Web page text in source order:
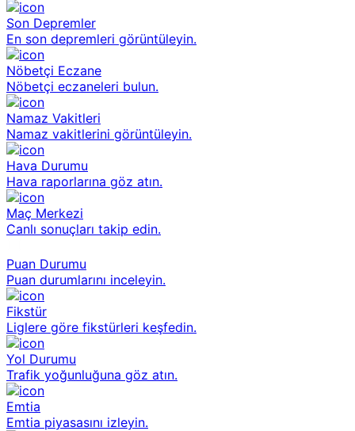
Son Depremler
En son depremleri görüntüleyin.
Nöbetçi Eczane
Nöbetçi eczaneleri bulun.
Namaz Vakitleri
Namaz vakitlerini görüntüleyin.
Hava Durumu
Hava raporlarına göz atın.
Maç Merkezi
Canlı sonuçları takip edin.
Puan Durumu
Puan durumlarını inceleyin.
Fikstür
Liglere göre fikstürleri keşfedin.
Yol Durumu
Trafik yoğunluğuna göz atın.
Emtia
Emtia piyasasını izleyin.